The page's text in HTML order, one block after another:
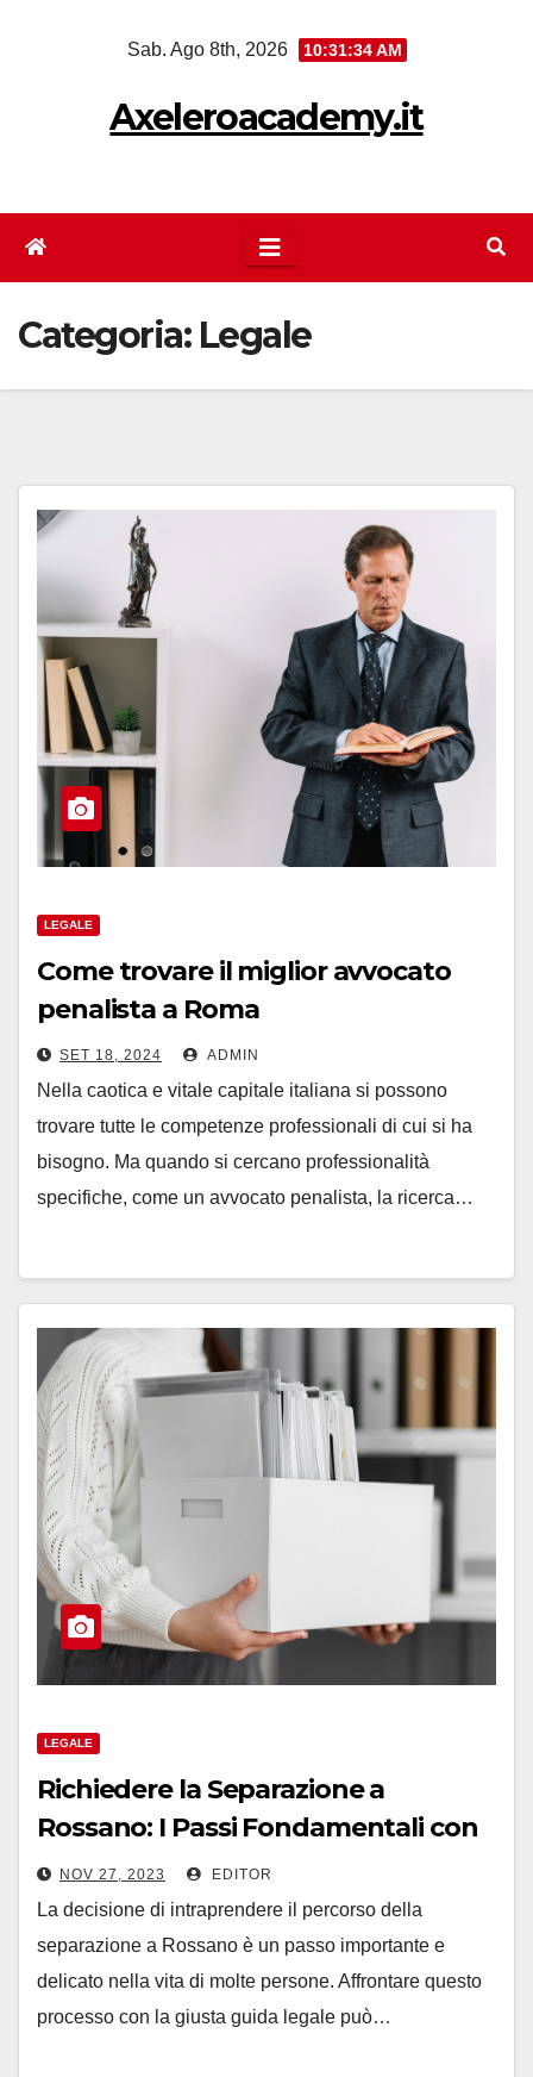
Sab. Ago 8th, 2026 10:31:34 AM
Axeleroacademy.it
Categoria: Legale
LEGALE
Come trovare il miglior avvocato
penalista a Roma
SET 18, 2024 ADMIN
Nella caotica e vitale capitale italiana si possono
trovare tutte le competenze professionali di cui si ha
bisogno. Ma quando si cercano professionalità
specifiche, come un avvocato penalista, la ricerca…
LEGALE
Richiedere la Separazione a
Rossano: I Passi Fondamentali con
l’Assistenza di un Legale
NOV 27, 2023 EDITOR
La decisione di intraprendere il percorso della
separazione a Rossano è un passo importante e
delicato nella vita di molte persone. Affrontare questo
processo con la giusta guida legale può…